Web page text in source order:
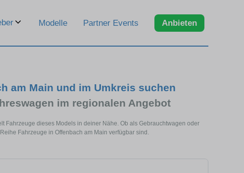
Modelle Partner Events Anbieten
am Main und im Umkreis suchen
im regionalen Angebot
Fahrzeuge dieses Models in deiner Nähe. Ob als Gebrauchtwagen oder
Fahrzeuge in Offenbach am Main verfügbar sind.